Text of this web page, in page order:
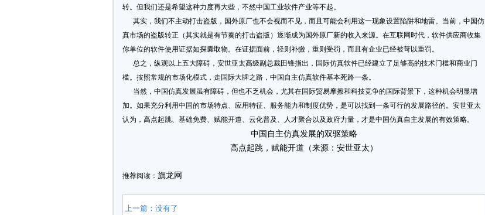
转。但我们还是希望这种力度再大些，不然中国工业软件产业等不起。
其实，我们不主动打击盗版，国外原厂也不会视而不见，而且可能会利用这一现象设置陷阱和地雷。当前，中国仿
真市场的盗版转正（其实就是有节奏的打击盗版）逐渐成为国外原厂新的收入来源。在互联网时代，软件供应商收集
你单位的软件使用证据如探囊取物。在证据面前，轻则补缴，重则受罚，而且有企业已经被苛以重罚。
总之，纵观以上五大障碍，安世亚太高级副总裁田锋指出，国际仿真软件已经建立了足够高的技术门槛和商业门
槛。按照常规的市场化模式，走国际大牌之路，中国自主仿真软件基本死路一条。
当然，中国仿真发展虽有障碍，但也不乏机会，尤其在国际贸易摩擦和科技竞争的国际背景下，这种机会明显增
加。如果充分利用中国的市场特点、应用特征、服务能力和制度优势，是可以找到一条可行的发展路径的。安世亚太
认为，高点起跳、基础免费、赋能开道、云化普及、人才聚合以及政府力量，才是中国仿真自主发展的有效策略。
中国自主仿真发展的双驱策略
高点起跳，赋能开道（来源：安世亚太）
推荐阅读： 旗龙网
上一篇：没有了